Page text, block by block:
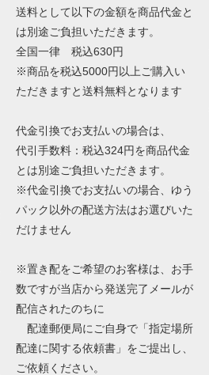
送料として以下の金額を商品代金と
は別途ご負担いただきます。
全国一律 税込630円
※商品を税込5000円以上ご購入い
ただきますと送料無料となります
代金引換でお支払いの場合は、
代引手数料：税込324円を商品代金
とは別途ご負担いただきます。
※代金引換でお支払いの場合、ゆう
パック以外の配送方法はお選びいた
だけません
※置き配をご希望のお客様は、お手
数ですが当店から発送完了メールが
配信されたのちに
配達郵便局にご自身で「指定場所
配達に関する依頼書」をご提出し、
ご依頼ください。